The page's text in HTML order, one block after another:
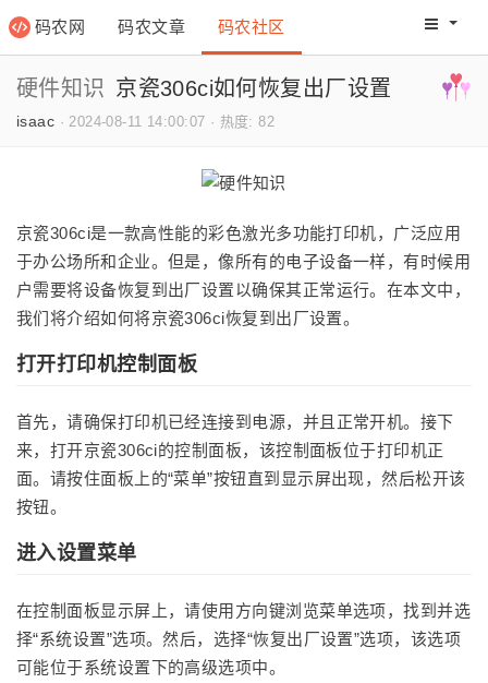
码农网 码农文章 码农社区 码农网
硬件知识 京瓷306ci如何恢复出厂设置
isaac ·2024-08-11 14:00:07 · 热度: 82
京瓷306ci是一款高性能的彩色激光多功能打印机，广泛应用
于办公场所和企业。但是，像所有的电子设备一样，有时候用
户需要将设备恢复到出厂设置以确保其正常运行。在本文中，
我们将介绍如何将京瓷306ci恢复到出厂设置。
打开打印机控制面板
首先，请确保打印机已经连接到电源，并且正常开机。接下
来，打开京瓷306ci的控制面板，该控制面板位于打印机正
面。请按住面板上的“菜单”按钮直到显示屏出现，然后松开该
按钮。
进入设置菜单
在控制面板显示屏上，请使用方向键浏览菜单选项，找到并选
择“系统设置”选项。然后，选择“恢复出厂设置”选项，该选项
可能位于系统设置下的高级选项中。